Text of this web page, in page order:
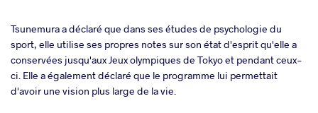
Tsunemura a déclaré que dans ses études de psychologie du
sport, elle utilise ses propres notes sur son état d'esprit qu'elle a
conservées jusqu'aux Jeux olympiques de Tokyo et pendant ceux-
ci. Elle a également déclaré que le programme lui permettait
d'avoir une vision plus large de la vie.